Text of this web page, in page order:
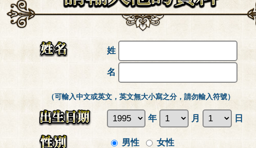
姓
名
（可輸入中文或英文，英文無大小寫之分，請勿輸入符號）
年 月 日
男性 女性